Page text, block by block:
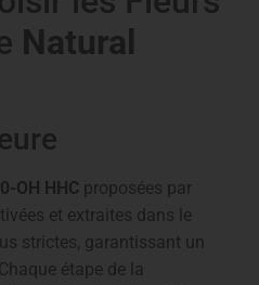
Natural
OH HHC proposées par
et extraites dans le
strictes, garantissant un
. Chaque étape de la